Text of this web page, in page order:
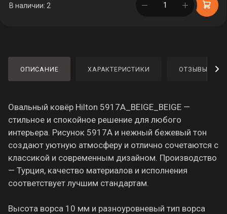
В наличии: 2 в корзине
ОПИСАНИЕ ХАРАКТЕРИСТИКИ ОТЗЫВЫ
Овальный ковёр Hilton 5917A_BEIGE_BEIGE —
стильное и спокойное решение для любого
интерьера. Рисунок 5917A и нежный бежевый тон
создают уютную атмосферу и отлично сочетаются с
классикой и современным дизайном. Производство
— Турция, качество материалов и исполнения
соответствует лучшим стандартам.
Высота ворса 10 мм и разноуровневый тип ворса